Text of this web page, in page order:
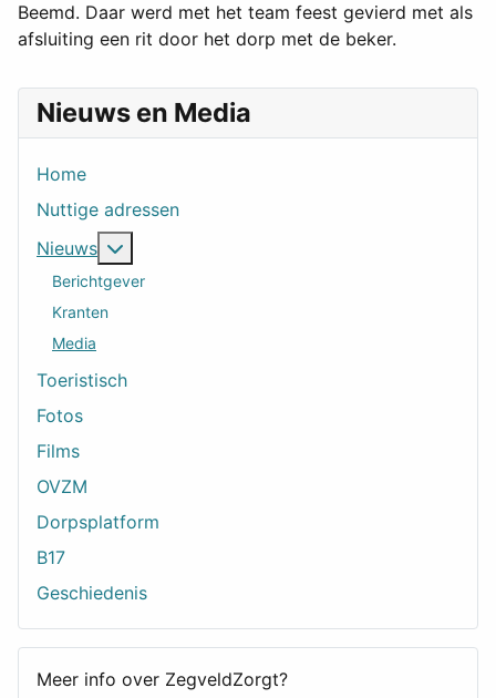
Nieuws en Media
Home
Nuttige adressen
Nieuws
Berichtgever
Kranten
Media
Toeristisch
Fotos
Films
OVZM
Dorpsplatform
B17
Geschiedenis
Meer info over ZegveldZorgt?
Beemd. Daar werd met het team feest gevierd met als
afsluiting een rit door het dorp met de beker.